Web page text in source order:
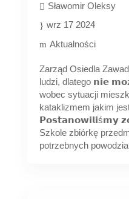
Sławomir Oleksy
wrz 17 2024
Aktualności
Zarząd Osiedla
ludzi, dlatego 𝗻𝗶𝗲
wobec sytuacji
kataklizmem jakim
𝗣𝗼𝘀𝘁𝗮𝗻𝗼𝘄𝗶𝗹𝗶ś𝗺𝘆
Szkole zbiórkę
potrzebnych